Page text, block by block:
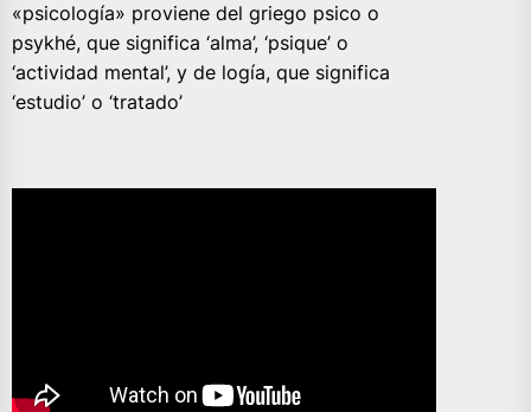
«psicología» proviene del griego psico o
psykhé, que significa ‘alma’, ‘psique’ o
‘actividad mental’, y de logía, que significa
‘estudio’ o ‘tratado’